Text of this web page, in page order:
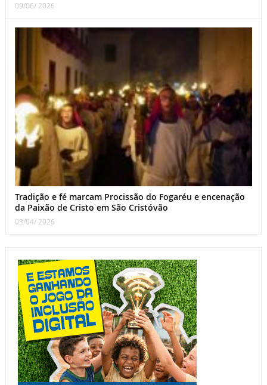
09/06/ 2026
Tradição e fé marcam Procissão do Fogaréu e encenação
da Paixão de Cristo em São Cristóvão
03/04/ 2026